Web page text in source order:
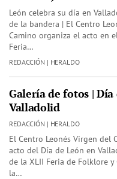
León celebra su día en
de la bandera | El Centro
Camino organiza el acto en
Feria…
REDACCIÓN | HERALDO
Galería de fotos |
Valladolid
REDACCIÓN | HERALDO
El Centro Leonés Virgen del
acto del Día de León en
de la XLII Feria de Folklore y
la…